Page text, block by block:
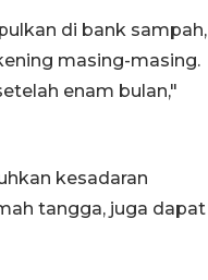
di bank sampah,
masing-masing.
enam bulan,"
kesadaran
tangga, juga dapat